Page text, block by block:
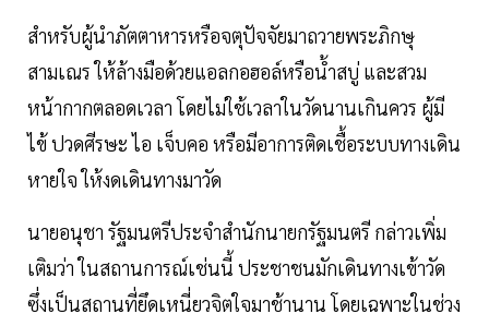
สำหรับผู้นำภัตตาหารหรือจตุปัจจัยมาถวายพระภิกษุ
สามเณร ให้ล้างมือด้วยแอลกอฮอล์หรือน้ำสบู่ และสวม
หน้ากากตลอดเวลา โดยไม่ใช้เวลาในวัดนานเกินควร ผู้มี
ไข้ ปวดศีรษะ ไอ เจ็บคอ หรือมีอาการติดเชื้อระบบทางเดิน
หายใจ ให้งดเดินทางมาวัด
นายอนุชา รัฐมนตรีประจำสำนักนายกรัฐมนตรี กล่าวเพิ่ม
เติมว่า ในสถานการณ์เช่นนี้ ประชาชนมักเดินทางเข้าวัด
ซึ่งเป็นสถานที่ยึดเหนี่ยวจิตใจมาช้านาน โดยเฉพาะในช่วง